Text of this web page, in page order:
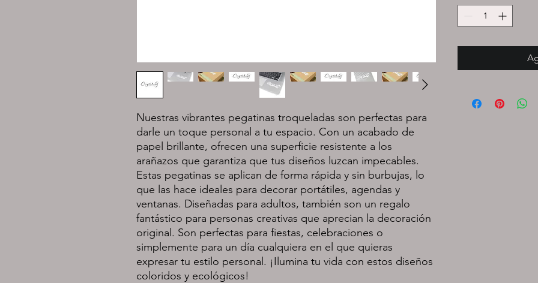
Nuestras vibrantes pegatinas troqueladas son perfectas para
darle un toque personal a tu espacio. Con un acabado de
papel brillante, ofrecen una superficie resistente a los
arañazos que garantiza que tus diseños luzcan impecables.
Estas pegatinas se aplican de forma rápida y sin burbujas, lo
que las hace ideales para decorar portátiles, agendas y
ventanas. Diseñadas para adultos, también son un regalo
fantástico para personas creativas que aprecian la decoración
original. Son perfectas para fiestas, celebraciones o
simplemente para un día cualquiera en el que quieras
expresar tu estilo personal. ¡Ilumina tu vida con estos diseños
coloridos y ecológicos!